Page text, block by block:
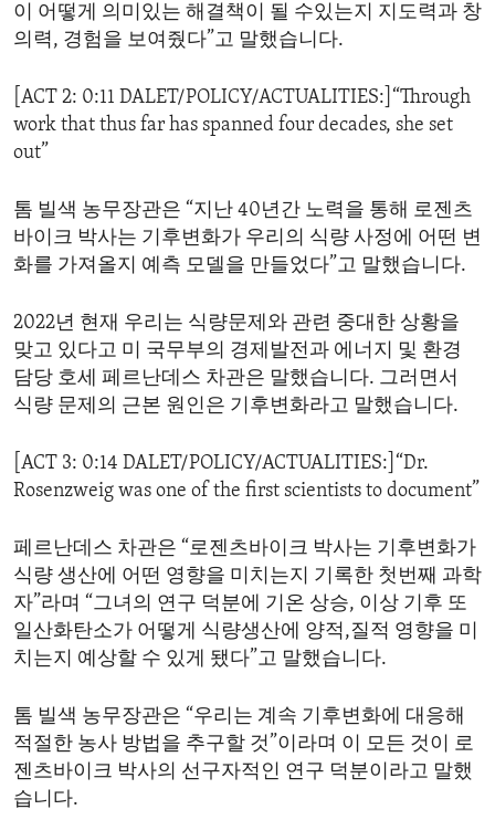
이 어떻게 의미있는 해결책이 될 수있는지 지도력과 창
의력, 경험을 보여줬다”고 말했습니다.
[ACT 2: 0:11 DALET/POLICY/ACTUALITIES:]“Through
work that thus far has spanned four decades, she set
out”
톰 빌색 농무장관은 “지난 40년간 노력을 통해 로젠츠
바이크 박사는 기후변화가 우리의 식량 사정에 어떤 변
화를 가져올지 예측 모델을 만들었다”고 말했습니다.
2022년 현재 우리는 식량문제와 관련 중대한 상황을
맞고 있다고 미 국무부의 경제발전과 에너지 및 환경
담당 호세 페르난데스 차관은 말했습니다. 그러면서
식량 문제의 근본 원인은 기후변화라고 말했습니다.
[ACT 3: 0:14 DALET/POLICY/ACTUALITIES:]“Dr.
Rosenzweig was one of the first scientists to document”
페르난데스 차관은 “로젠츠바이크 박사는 기후변화가
식량 생산에 어떤 영향을 미치는지 기록한 첫번째 과학
자”라며 “그녀의 연구 덕분에 기온 상승, 이상 기후 또
일산화탄소가 어떻게 식량생산에 양적,질적 영향을 미
치는지 예상할 수 있게 됐다”고 말했습니다.
톰 빌색 농무장관은 “우리는 계속 기후변화에 대응해
적절한 농사 방법을 추구할 것”이라며 이 모든 것이 로
젠츠바이크 박사의 선구자적인 연구 덕분이라고 말했
습니다.